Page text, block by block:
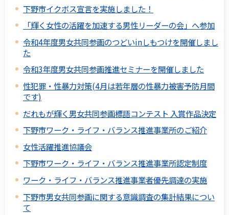
下野市イクボス宣言を実施しました！
「輝く女性の活躍を加速する男性リーダーの会」へ参加
令和4年度男女共同参画のつどいinしもつけを開催しまし
た
令和3年度男女共同参画推進セミナーを開催しました
性犯罪・性暴力対策(4月は若年層の性暴力被害予防月間
です)
だれもが輝く男女共同参画標語コンテスト 入賞作品決定
下野市ワーク・ライフ・バランス推進事業所のご紹介
女性活躍推進協議会
下野市ワーク・ライフ・バランス推進事業所認定制度
ワーク・ライフ・バランス推進事業者優先調達の実施
下野市男女共同参画に関する意識調査の集計結果につい
て